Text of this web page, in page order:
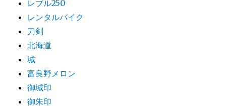
レブル250
レンタルバイク
刀剣
北海道
城
富良野メロン
御城印
御朱印